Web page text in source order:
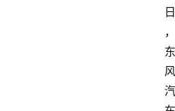
日
，
东
风
汽